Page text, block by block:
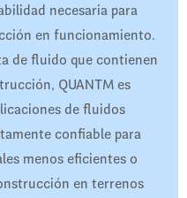
necesaria para
en funcionamiento.
de fluido que contienen
QUANTM es
de fluidos
confiable para
menos eficientes o
en terrenos